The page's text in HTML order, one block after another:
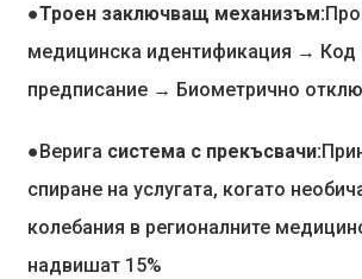
●Троен заключващ механизъм:
медицинска идентификация → Код
предписание → Биометрично
●Верига система с прекъсвачи:
спиране на услугата, когато
колебания в регионалните
надвишат 15%